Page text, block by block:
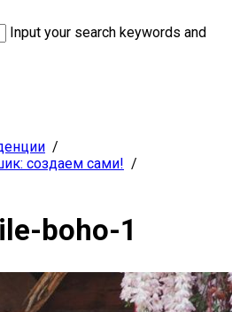
Input your search keywords and
создаем сами!
boho-1